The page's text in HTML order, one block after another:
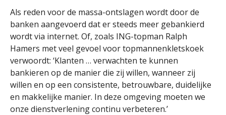
Als reden voor de massa-ontslagen wordt door de
banken aangevoerd dat er steeds meer gebankierd
wordt via internet. Of, zoals ING-topman Ralph
Hamers met veel gevoel voor topmannenkletskoek
verwoordt: ‘Klanten … verwachten te kunnen
bankieren op de manier die zij willen, wanneer zij
willen en op een consistente, betrouwbare, duidelijke
en makkelijke manier. In deze omgeving moeten we
onze dienstverlening continu verbeteren.’